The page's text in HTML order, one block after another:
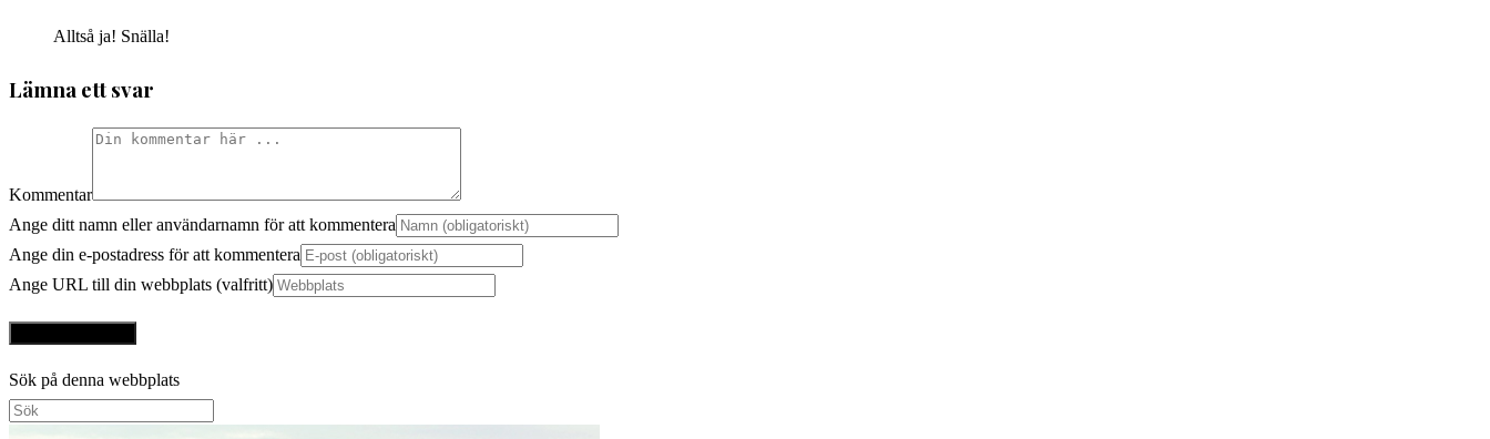
Alltså ja! Snälla!
Lämna ett svar
Kommentar
Ange ditt namn eller användarnamn för att kommentera
Ange din e-postadress för att kommentera
Ange URL till din webbplats (valfritt)
Sök på denna webbplats